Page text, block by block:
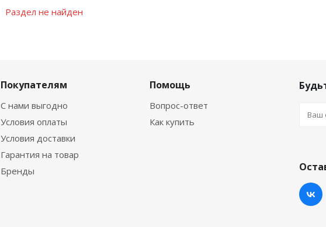
Раздел не найден
Покупателям
С нами выгодно
Условия оплаты
Условия доставки
Гарантия на товар
Бренды
Помощь
Вопрос-ответ
Как купить